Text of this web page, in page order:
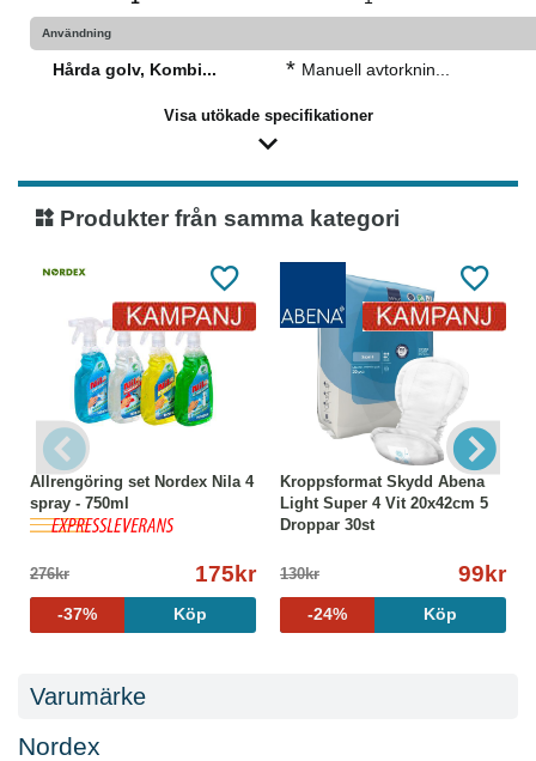
Användning
Hårda golv, Kombi... * Manuell avtorknin...
Visa utökade specifikationer
Produkter från samma kategori
Allrengöring set Nordex Nila 4
spray - 750ml
276kr 175kr
-37% Köp
Kroppsformat Skydd Abena
Light Super 4 Vit 20x42cm 5
Droppar 30st
130kr 99kr
-24% Köp
Varumärke
Nordex